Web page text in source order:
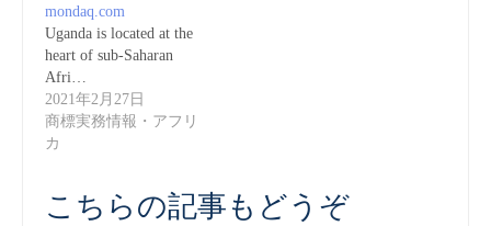
mondaq.com
Uganda is located at the
heart of sub-Saharan
Afri…
2021年2月27日
商標実務情報・アフリ
カ
こちらの記事もどうぞ